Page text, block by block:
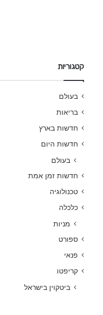
קטגוריות
בעולם
בריאות
חדשות בארץ
חדשות היום
בעולם
חדשות זמן אמת
טכנולוגיה
כלכלה
מניות
ספורט
פנאי
קריפטו
ביטקוין בישראל